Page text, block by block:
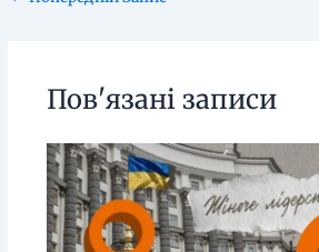
Пов'язані записи